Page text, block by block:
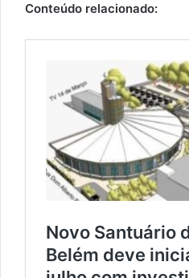
Conteúdo relacionado: